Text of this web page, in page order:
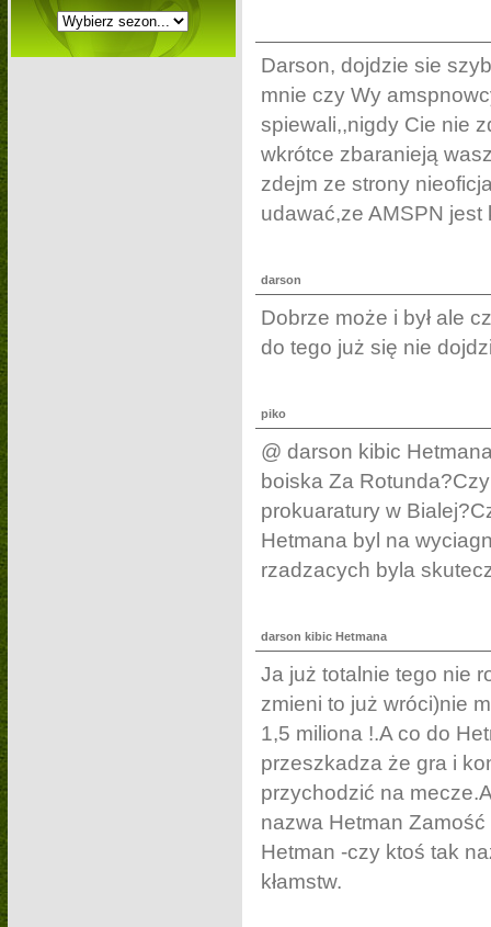
Darson, dojdzie sie
mnie czy Wy
spiewali,,nigdy Cie nie
wkrótce zbaranieją
zdejm ze strony
udawać,ze AMSPN jest
darson
Dobrze może i był ale
do tego już się nie
piko
@ darson kibic
boiska Za
prokuaratury w
Hetmana byl na
rzadzacych byla
darson kibic Hetmana
Ja już totalnie tego nie
zmieni to już wróci)nie
1,5 miliona !.A co do
przeszkadza że gra i
przychodzić na
nazwa Hetman
Hetman -czy ktoś tak
kłamstw.